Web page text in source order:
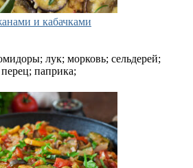
и кабачками
лук; морковь; сельдерей;
паприка;